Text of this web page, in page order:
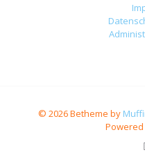
© 2026 Betheme by